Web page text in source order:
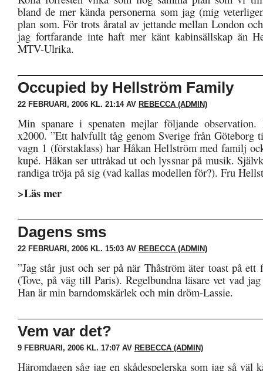
bland de mer kända personerna som jag (mig
plan som. För trots åratal av jettande mellan London
jag fortfarande inte haft mer känt kabinsällskap än
MTV-Ulrika.
Occupied by Hellström Family
22 FEBRUARI, 2006 KL. 21:14 AV REBECCA (ADMIN)
Min spanare i spenaten mejlar följande
x2000. ”Ett halvfullt tåg genom Sverige från Göteborg
vagn 1 (förstaklass) har Håkan Hellström med familj
kupé. Håkan ser uttråkad ut och lyssnar på musik.
randiga tröja på sig (vad kallas modellen för?). Fru
>Läs mer
Dagens sms
22 FEBRUARI, 2006 KL. 15:03 AV REBECCA (ADMIN)
”Jag står just och ser på när Thåström äter toast på
(Tove, på väg till Paris). Regelbundna läsare vet vad
Han är min barndomskärlek och min dröm-Lassie.
Vem var det?
9 FEBRUARI, 2006 KL. 17:07 AV REBECCA (ADMIN)
Häromdagen såg jag en skådespelerska som jag så väl